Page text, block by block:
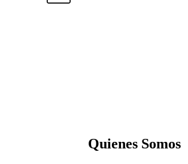
Quienes Somos